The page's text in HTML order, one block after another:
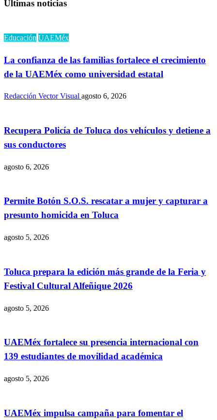
Últimas noticias
Educación UAEMéx
La confianza de las familias fortalece el crecimiento
de la UAEMéx como universidad estatal
Redacción Vector Visual agosto 6, 2026
Recupera Policía de Toluca dos vehículos y detiene a
sus conductores
agosto 6, 2026
Permite Botón S.O.S. rescatar a mujer y capturar a
presunto homicida en Toluca
agosto 5, 2026
Toluca prepara la edición más grande de la Feria y
Festival Cultural Alfeñique 2026
agosto 5, 2026
UAEMéx fortalece su presencia internacional con
139 estudiantes de movilidad académica
agosto 5, 2026
UAEMéx impulsa campaña para fomentar el